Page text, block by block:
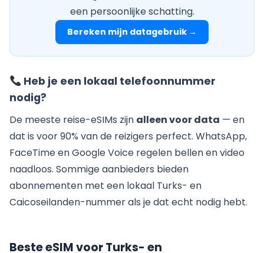
een persoonlijke schatting.
Bereken mijn datagebruik →
Heb je een lokaal telefoonnummer
nodig?
De meeste reise-eSIMs zijn alleen voor data — en
dat is voor 90% van de reizigers perfect. WhatsApp,
FaceTime en Google Voice regelen bellen en video
naadloos. Sommige aanbieders bieden
abonnementen met een lokaal Turks- en
Caicoseilanden-nummer als je dat echt nodig hebt.
Beste eSIM voor Turks- en